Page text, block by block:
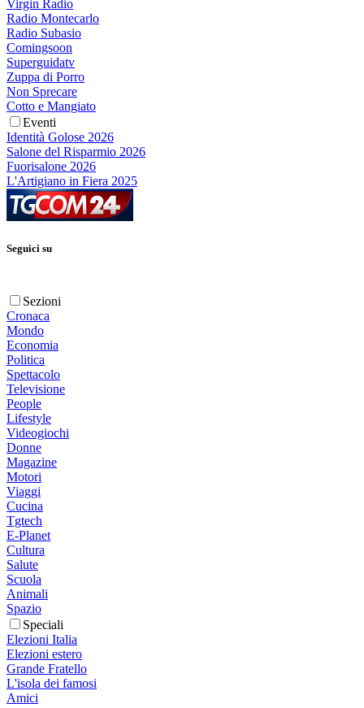
Virgin Radio
Radio Montecarlo
Radio Subasio
Comingsoon
Superguidatv
Zuppa di Porro
Non Sprecare
Cotto e Mangiato
Eventi
Identità Golose 2026
Salone del Risparmio 2026
Fuorisalone 2026
L'Artigiano in Fiera 2025
Seguici su
Sezioni
Cronaca
Mondo
Economia
Politica
Spettacolo
Televisione
People
Lifestyle
Videogiochi
Donne
Magazine
Motori
Viaggi
Cucina
Tgtech
E-Planet
Cultura
Salute
Scuola
Animali
Spazio
Speciali
Elezioni Italia
Elezioni estero
Grande Fratello
L'isola dei famosi
Amici